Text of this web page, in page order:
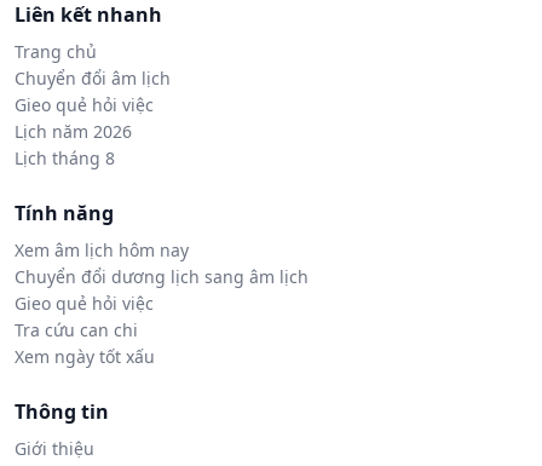
Liên kết nhanh
Trang chủ
Chuyển đổi âm lịch
Gieo quẻ hỏi việc
Lịch năm 2026
Lịch tháng 8
Tính năng
Xem âm lịch hôm nay
Chuyển đổi dương lịch sang âm lịch
Gieo quẻ hỏi việc
Tra cứu can chi
Xem ngày tốt xấu
Thông tin
Giới thiệu